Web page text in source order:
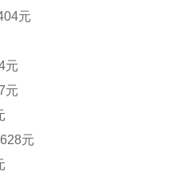
元
元
元
元